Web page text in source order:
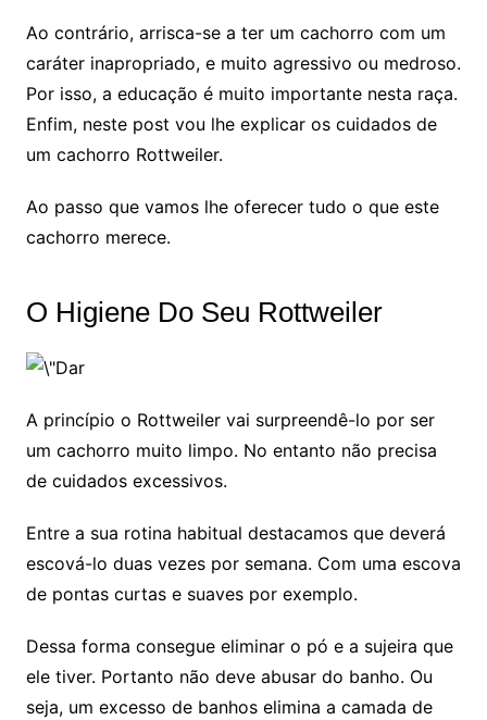
Ao contrário, arrisca-se a ter um cachorro com um
caráter inapropriado, e muito agressivo ou medroso.
Por isso, a educação é muito importante nesta raça.
Enfim, neste post vou lhe explicar os cuidados de
um cachorro Rottweiler.
Ao passo que vamos lhe oferecer tudo o que este
cachorro merece.
O Higiene Do Seu Rottweiler
A princípio o Rottweiler vai surpreendê-lo por ser
um cachorro muito limpo. No entanto não precisa
de cuidados excessivos.
Entre a sua rotina habitual destacamos que deverá
escová-lo duas vezes por semana. Com uma escova
de pontas curtas e suaves por exemplo.
Dessa forma consegue eliminar o pó e a sujeira que
ele tiver. Portanto não deve abusar do banho. Ou
seja, um excesso de banhos elimina a camada de